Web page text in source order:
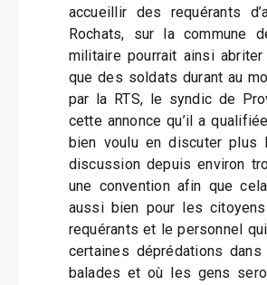
accueillir des requérants
Rochats, sur la commune
militaire pourrait ainsi
que des soldats durant au
par la RTS, le syndic de
cette annonce qu’il a
bien voulu en discuter plus
discussion depuis environ
une convention afin que
aussi bien pour les
requérants et le personnel
certaines déprédations
balades et où les gens